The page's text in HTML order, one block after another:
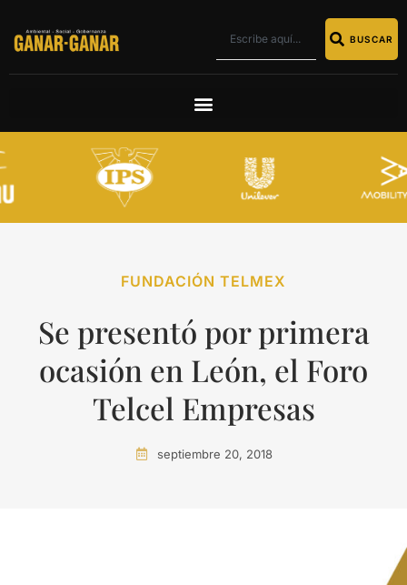
BUSCAR
FUNDACIÓN TELMEX
Se presentó por primera
ocasión en León, el Foro
Telcel Empresas
septiembre 20, 2018